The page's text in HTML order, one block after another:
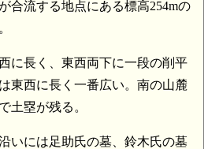
合流する地点にある標高254mの
に長く、東西両下に一段の削平
東西に長く一番広い。南の山麓
土塁が残る。
いには足助氏の墓、鈴木氏の墓